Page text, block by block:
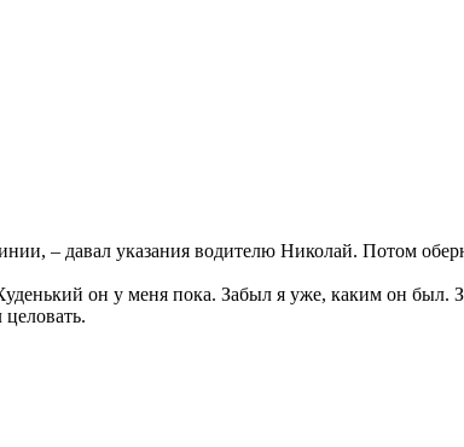
– давал указания водителю Николай. Потом
он у меня пока. Забыл я уже, каким он был.